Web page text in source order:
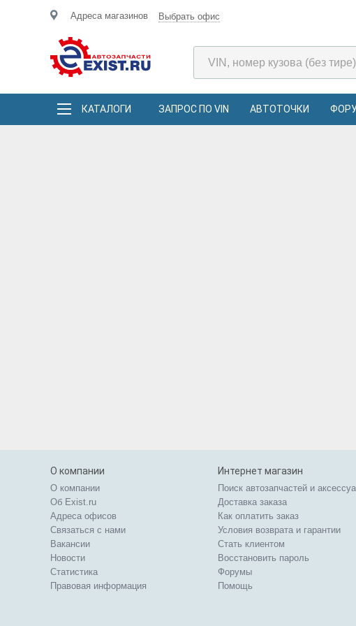
Адреса магазинов Выбрать офис
КАТАЛОГИ ЗАПРОС ПО VIN АВТОТОЧКИ
О компании
О компании
Об Exist.ru
Адреса офисов
Связаться с нами
Вакансии
Новости
Статистика
Правовая информация
Интернет магазин
Поиск автозапчастей и
Доставка заказа
Как оплатить заказ
Условия возврата и гарантии
Стать клиентом
Восстановить пароль
Форумы
Помощь